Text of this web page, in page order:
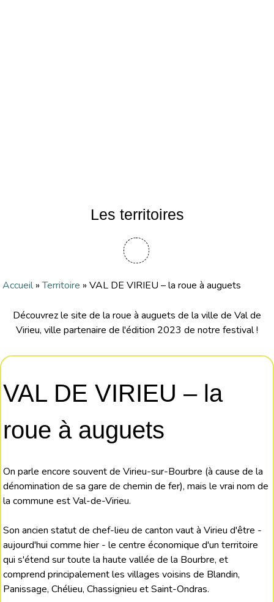
Les territoires
Accueil»Territoire »VAL DE VIRIEU – la roue à auguets
Découvrez le site de la roue à auguets de la ville de Val de
Virieu, ville partenaire de l'édition 2023 de notre festival !
VAL DE VIRIEU – la
roue à auguets
On parle encore souvent de Virieu-sur-Bourbre (à cause de la
dénomination de sa gare de chemin de fer), mais le vrai nom de
la commune est Val-de-Virieu.
Son ancien statut de chef-lieu de canton vaut à Virieu d'être -
aujourd'hui comme hier - le centre économique d'un territoire
qui s'étend sur toute la haute vallée de la Bourbre, et
comprend principalement les villages voisins de Blandin,
Panissage, Chélieu, Chassignieu et Saint-Ondras.